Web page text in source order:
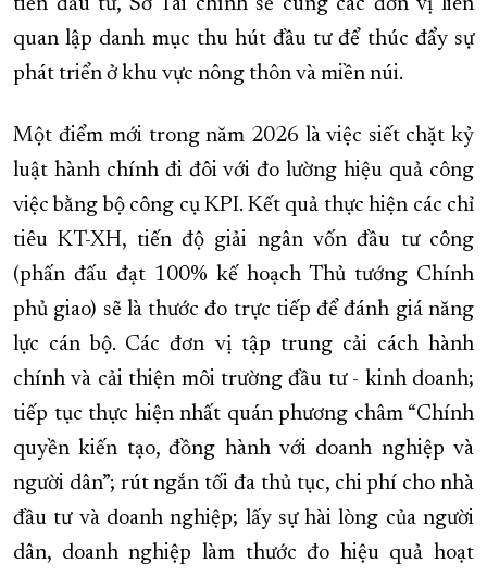
tiến đầu tư, Sở Tài chính sẽ cùng các đơn vị liên
quan lập danh mục thu hút đầu tư để thúc đẩy sự
phát triển ở khu vực nông thôn và miền núi.
Một điểm mới trong năm 2026 là việc siết chặt kỷ
luật hành chính đi đôi với đo lường hiệu quả công
việc bằng bộ công cụ KPI. Kết quả thực hiện các chỉ
tiêu KT-XH, tiến độ giải ngân vốn đầu tư công
(phấn đấu đạt 100% kế hoạch Thủ tướng Chính
phủ giao) sẽ là thước đo trực tiếp để đánh giá năng
lực cán bộ. Các đơn vị tập trung cải cách hành
chính và cải thiện môi trường đầu tư - kinh doanh;
tiếp tục thực hiện nhất quán phương châm “Chính
quyền kiến tạo, đồng hành với doanh nghiệp và
người dân”; rút ngắn tối đa thủ tục, chi phí cho nhà
đầu tư và doanh nghiệp; lấy sự hài lòng của người
dân, doanh nghiệp làm thước đo hiệu quả hoạt